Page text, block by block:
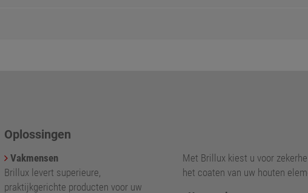
Oplossingen
Vakmensen
Brillux levert superieure,
praktijkgerichte producten voor uw
Met Brillux kiest u voor
het coaten van uw houten